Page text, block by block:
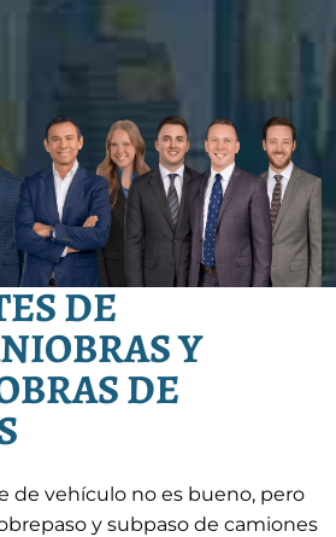
DE
Y
DE
de vehículo no es bueno, pero
y subpaso de camiones